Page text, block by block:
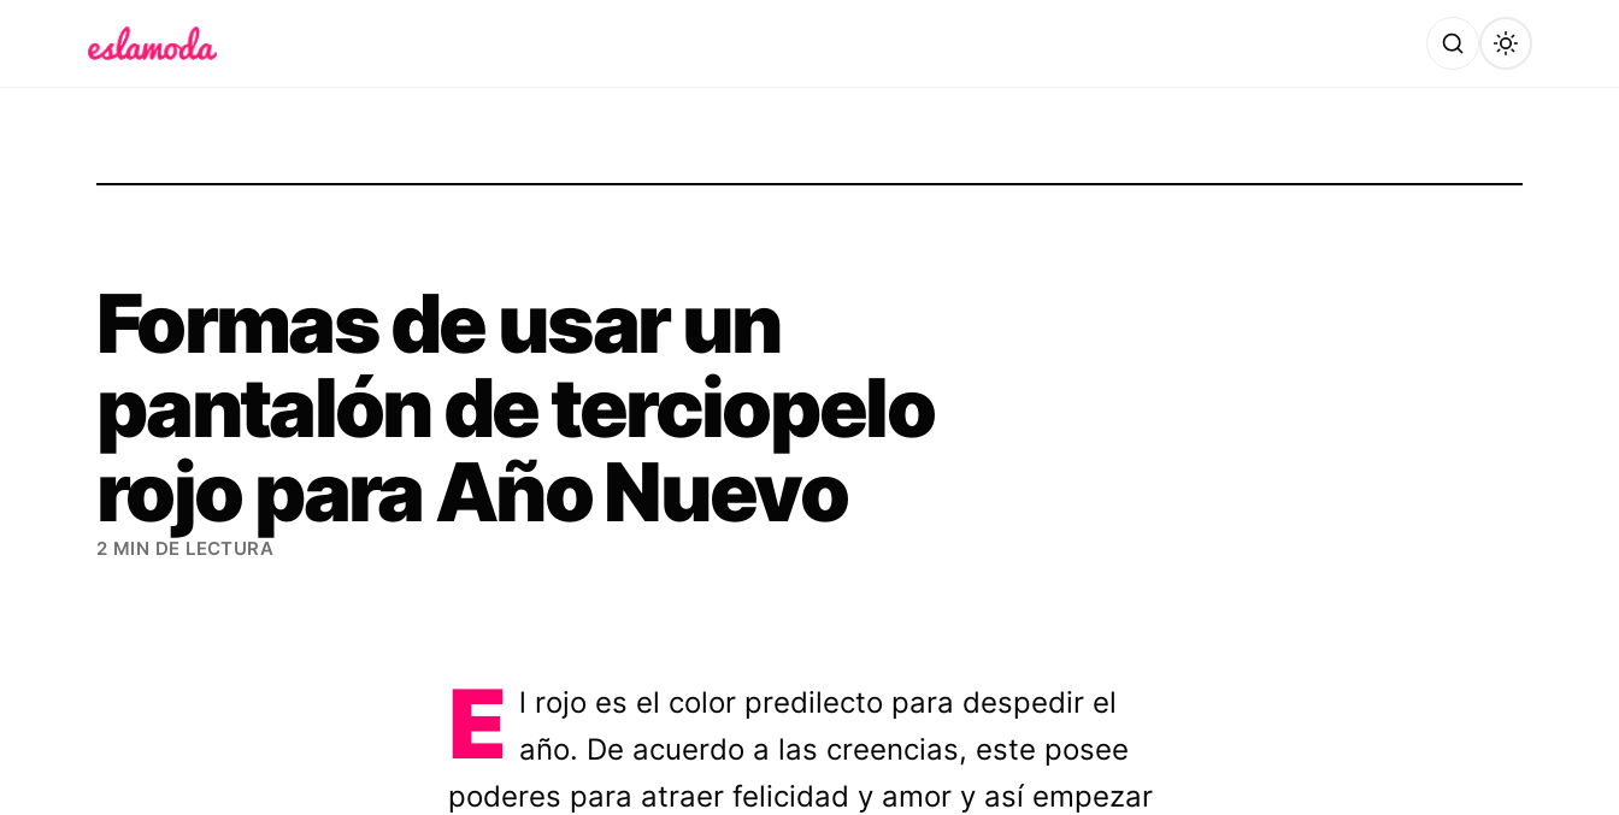
Formas de usar un
pantalón de terciopelo
rojo para Año Nuevo
2 MIN DE LECTURA
E l rojo es el color predilecto para despedir el
año. De acuerdo a las creencias, este posee
poderes para atraer felicidad y amor y así empezar